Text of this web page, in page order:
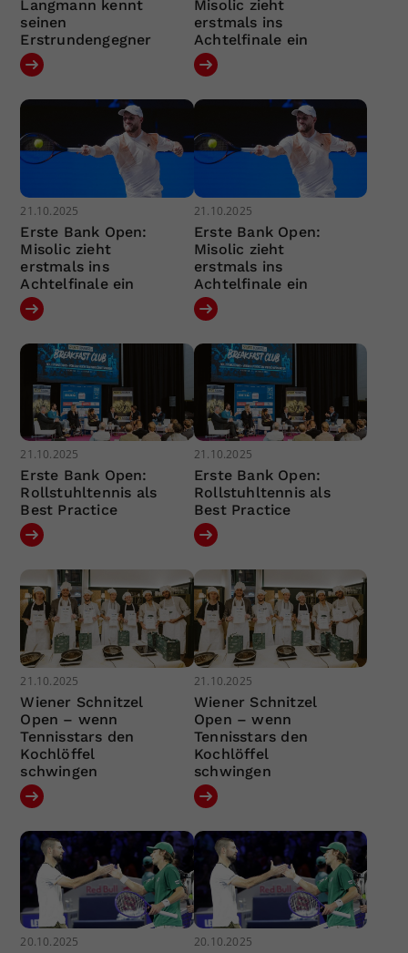
Langmann kennt
seinen
Erstrundengegner
Misolic zieht
erstmals ins
Achtelfinale ein
21.10.2025
Erste Bank Open:
Misolic zieht
erstmals ins
Achtelfinale ein
21.10.2025
Erste Bank Open:
Misolic zieht
erstmals ins
Achtelfinale ein
21.10.2025
Erste Bank Open:
Rollstuhltennis als
Best Practice
21.10.2025
Erste Bank Open:
Rollstuhltennis als
Best Practice
21.10.2025
Wiener Schnitzel
Open – wenn
Tennisstars den
Kochlöffel
schwingen
21.10.2025
Wiener Schnitzel
Open – wenn
Tennisstars den
Kochlöffel
schwingen
20.10.2025 20.10.2025